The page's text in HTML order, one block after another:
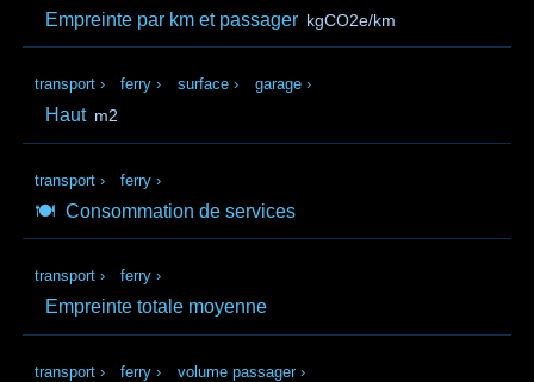
Empreinte par km et passager kgCO2e/km
transport › ferry › surface › garage ›
Haut m2
transport › ferry ›
🍽️ Consommation de services
transport › ferry ›
Empreinte totale moyenne
transport › ferry › volume passager ›